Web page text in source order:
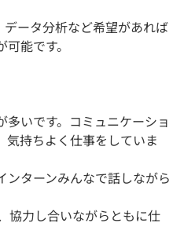
ータ分析など希望があれば
能です。
多いです。コミュニケーショ
気持ちよく仕事をしていま
ターンみんなで話しながら
協力し合いながらともに仕